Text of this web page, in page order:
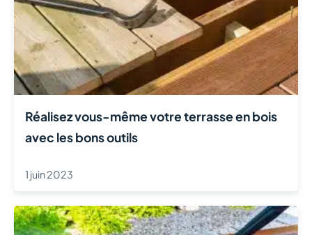
Réalisez vous-même votre terrasse en bois
avec les bons outils
1 juin 2023